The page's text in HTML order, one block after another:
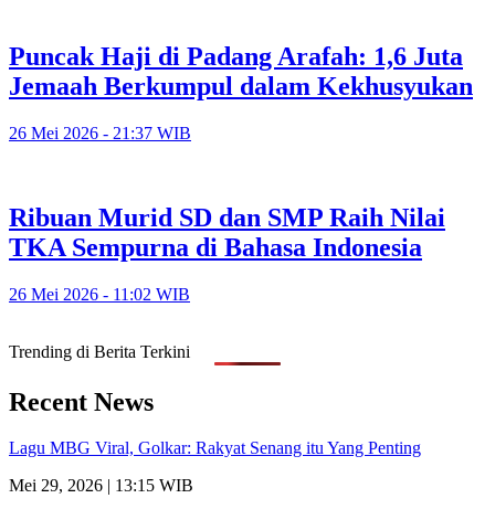
Puncak Haji di Padang Arafah: 1,6 Juta
Jemaah Berkumpul dalam Kekhusyukan
26 Mei 2026 - 21:37 WIB
Ribuan Murid SD dan SMP Raih Nilai
TKA Sempurna di Bahasa Indonesia
26 Mei 2026 - 11:02 WIB
Trending di Berita Terkini
Recent News
Lagu MBG Viral, Golkar: Rakyat Senang itu Yang Penting
Mei 29, 2026 | 13:15 WIB